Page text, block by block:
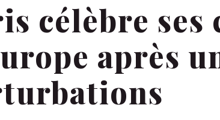
célèbre ses
après